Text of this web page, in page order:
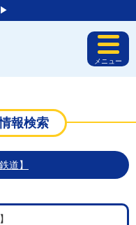
▶︎
メニュー
報検索
道】